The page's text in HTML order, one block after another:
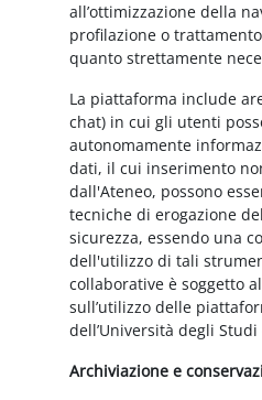
all’ottimizzazione della
profilazione o
quanto strettamente
La piattaforma include
chat) in cui gli utenti
autonomamente
dati, il cui inserimento
dall'Ateneo, possono
tecniche di erogazione
sicurezza, essendo una
dell'utilizzo di tali
collaborative è soggetto
sull’utilizzo delle
dell’Università degli Studi
Archiviazione e